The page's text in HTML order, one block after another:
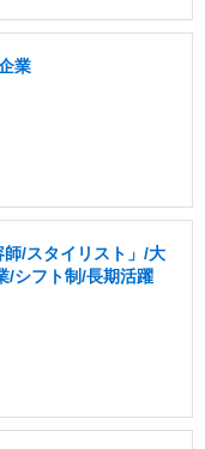
業
師/スタイリスト」/大
/シフト制/長期活躍